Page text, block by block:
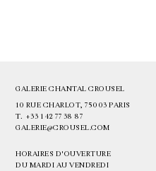
GALERIE CHANTAL CROUSEL
10 RUE CHARLOT, 75003 PARIS
T. +33 1 42 77 38 87
GALERIE@CROUSEL.COM
HORAIRES D'OUVERTURE
DU MARDI AU VENDREDI